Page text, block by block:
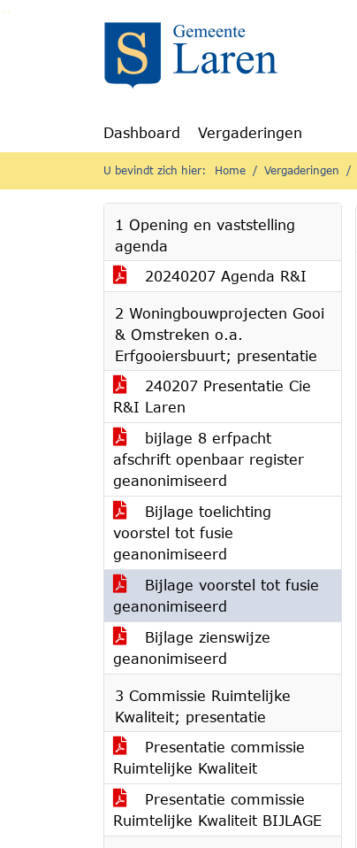
Ga naar de inhoud van deze pagina
Ga naar het zoeken
Ga naar het menu
Dashboard Vergaderingen
U bevindt zich hier: Home Vergaderingen
1 Opening en vaststelling
agenda
20240207 Agenda R&I
2 Woningbouwprojecten Gooi
& Omstreken o.a.
Erfgooiersbuurt; presentatie
240207 Presentatie Cie
R&I Laren
bijlage 8 erfpacht
afschrift openbaar register
geanonimiseerd
Bijlage toelichting
voorstel tot fusie
geanonimiseerd
Bijlage voorstel tot fusie
geanonimiseerd
Bijlage zienswijze
geanonimiseerd
3 Commissie Ruimtelijke
Kwaliteit; presentatie
Presentatie commissie
Ruimtelijke Kwaliteit
Presentatie commissie
Ruimtelijke Kwaliteit BIJLAGE